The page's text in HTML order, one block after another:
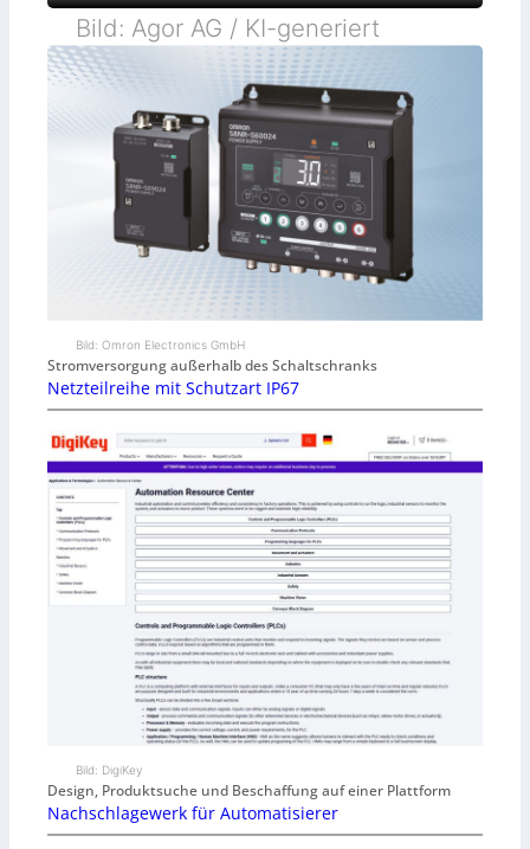
Bild: Agor AG / KI-generiert
Bild: Omron Electronics GmbH
Stromversorgung außerhalb des Schaltschranks
Netzteilreihe mit Schutzart IP67
Bild: DigiKey
Design, Produktsuche und Beschaffung auf einer Plattform
Nachschlagewerk für Automatisierer